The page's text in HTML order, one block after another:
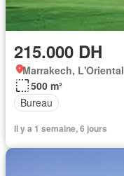
215.000 DH
Marrakech, L'Oriental
500 m²
Bureau
Il y a 1 semaine, 6 jours